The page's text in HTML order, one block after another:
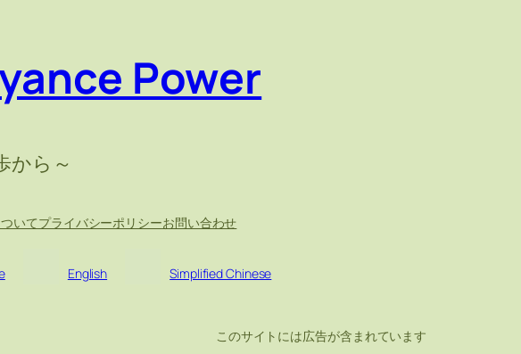
Power
から～
いてプライバシーポリシーお問い合わせ
English Simplified Chinese
このサイトには広告が含まれています